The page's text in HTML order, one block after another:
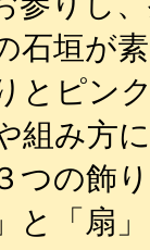
石垣が
とピン
組み方
つの飾
と「扇